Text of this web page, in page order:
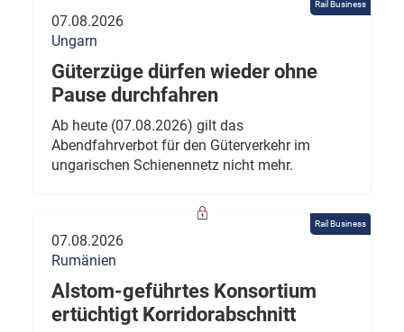
Rail Business
07.08.2026
Ungarn
Güterzüge dürfen wieder ohne
Pause durchfahren
Ab heute (07.08.2026) gilt das
Abendfahrverbot für den Güterverkehr im
ungarischen Schienennetz nicht mehr.
Rail Business
07.08.2026
Rumänien
Alstom-geführtes Konsortium
ertüchtigt Korridorabschnitt